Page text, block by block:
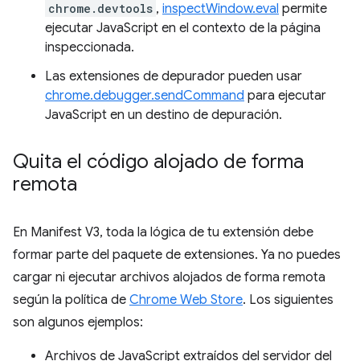
chrome.devtools , inspectWindow.eval permite
ejecutar JavaScript en el contexto de la página
inspeccionada.
Las extensiones de depurador pueden usar
chrome.debugger.sendCommand para ejecutar
JavaScript en un destino de depuración.
Quita el código alojado de forma
remota
En Manifest V3, toda la lógica de tu extensión debe
formar parte del paquete de extensiones. Ya no puedes
cargar ni ejecutar archivos alojados de forma remota
según la política de Chrome Web Store. Los siguientes
son algunos ejemplos:
Archivos de JavaScript extraídos del servidor del